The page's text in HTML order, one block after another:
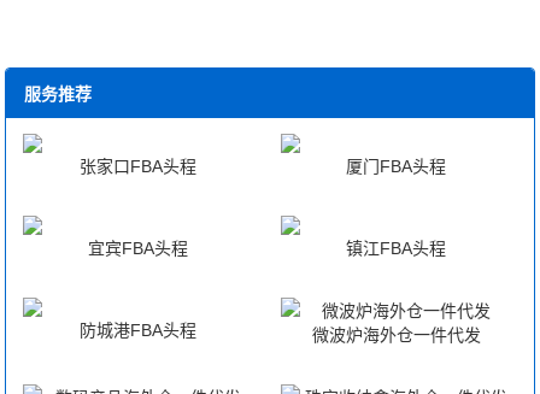
服务推荐
张家口FBA头程 厦门FBA头程
宜宾FBA头程 镇江FBA头程
防城港FBA头程 微波炉海外仓一件代发